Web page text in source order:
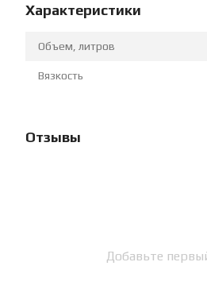
Характеристики
Объем, литров
Вязкость
Отзывы
Добавьте